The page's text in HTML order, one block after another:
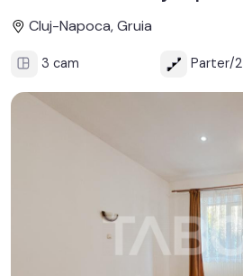
Cluj-Napoca, Gruia
3 cam Parter/2